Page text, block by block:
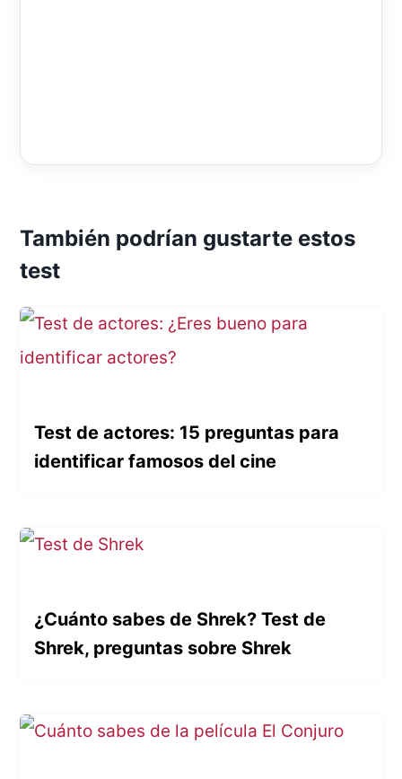
También podrían gustarte estos
test
Test de actores: 15 preguntas para
identificar famosos del cine
¿Cuánto sabes de Shrek? Test de
Shrek, preguntas sobre Shrek